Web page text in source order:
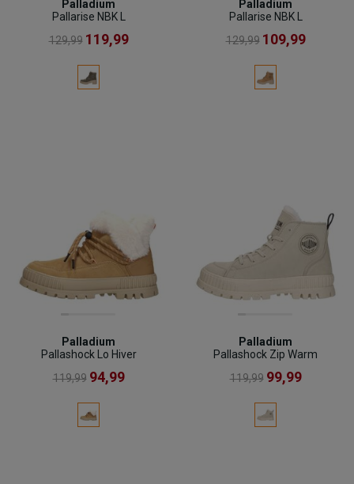
Palladium
Pallarise NBK L
129,99 119,99
Palladium
Pallarise NBK L
129,99 109,99
Palladium
Pallashock Lo Hiver
119,99 94,99
Palladium
Pallashock Zip Warm
119,99 99,99